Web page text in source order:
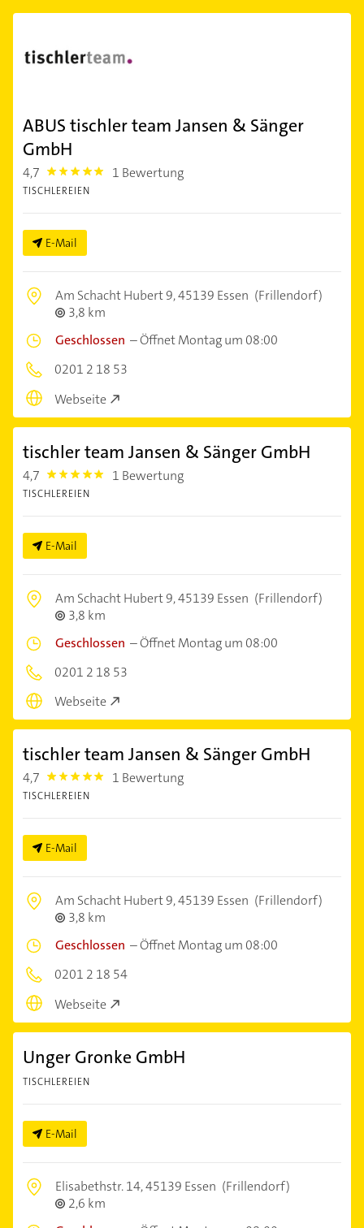
ABUS tischler team Jansen & Sänger
GmbH
4,7 4.7000003 1 Bewertung
TISCHLEREIEN
E-Mail
Am Schacht Hubert 9,45139 Essen (Frillendorf)
3,8 km
Geschlossen –Öffnet Montag um 08:00
0201 2 18 53
Webseite
tischler team Jansen & Sänger GmbH
4,7 4.7000003 1 Bewertung
TISCHLEREIEN
E-Mail
Am Schacht Hubert 9,45139 Essen (Frillendorf)
3,8 km
Geschlossen –Öffnet Montag um 08:00
0201 2 18 53
Webseite
tischler team Jansen & Sänger GmbH
4,7 4.7000003 1 Bewertung
TISCHLEREIEN
E-Mail
Am Schacht Hubert 9,45139 Essen (Frillendorf)
3,8 km
Geschlossen –Öffnet Montag um 08:00
0201 2 18 54
Webseite
Unger Gronke GmbH
TISCHLEREIEN
E-Mail
Elisabethstr. 14,45139 Essen (Frillendorf)
2,6 km